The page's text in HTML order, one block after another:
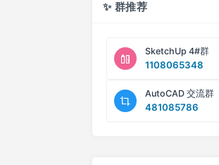
✨ 群推荐
SketchUp 4#群
1108065348
AutoCAD 交流群
481085786